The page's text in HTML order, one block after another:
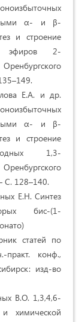
α- и β-
и строение
эфиров 2-
Е.А. и др.
α- и β-
и строение
1,3-
С. 128–140.
Е.Н. Синтез
бис-(1-
статей по
практ. конф.,
изд-во
В.О. 1,3,4,6-
химической